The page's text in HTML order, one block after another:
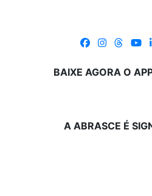
BAIXE AGORA O
A ABRASCE É